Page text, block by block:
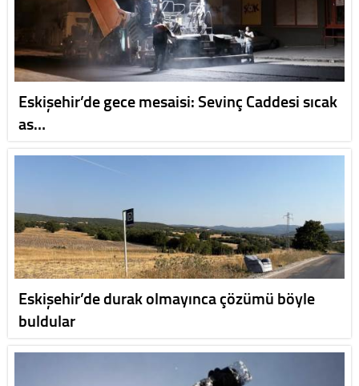
Eskişehir’de gece mesaisi: Sevinç Caddesi sıcak
as…
Eskişehir’de durak olmayınca çözümü böyle
buldular